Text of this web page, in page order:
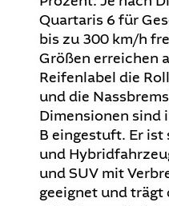
Quartaris 6 für
bis zu 300 km/h
Größen erreichen
Reifenlabel die
und die
Dimensionen sind
B eingestuft. Er
und
und SUV mit
geeignet und